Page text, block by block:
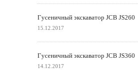
Гусеничный экскаватор JCB JS260
15.12.2017
Гусеничный экскаватор JCB JS360
14.12.2017